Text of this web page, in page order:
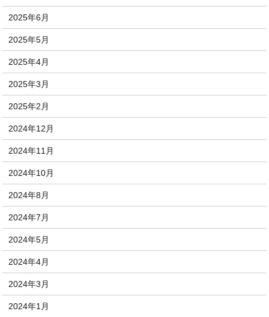
2025年6月
2025年5月
2025年4月
2025年3月
2025年2月
2024年12月
2024年11月
2024年10月
2024年8月
2024年7月
2024年5月
2024年4月
2024年3月
2024年1月